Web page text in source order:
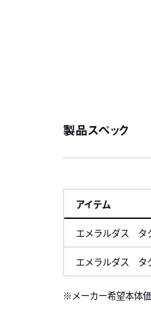
製品スペック
アイテム
エメラルダス タ
エメラルダス タ
メーカー希望本体